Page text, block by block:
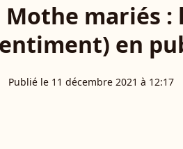
mariés
en
Publié le 11 décembre 2021 à 12:17